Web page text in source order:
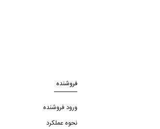
فروشنده
ورود فروشنده
نحوه عملکرد